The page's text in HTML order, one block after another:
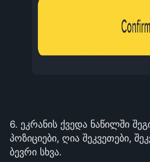
6. ეკრანის ქვედა ნაწილში
პოზიციები, ღია შეკვეთები,
ბევრი სხვა.